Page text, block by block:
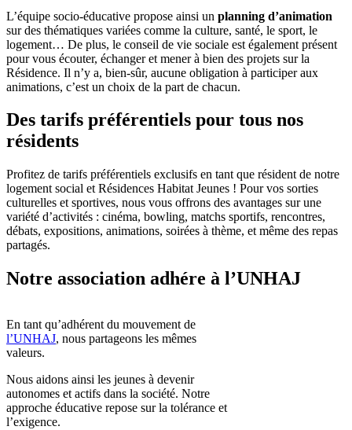
L’équipe socio-éducative propose ainsi un planning d’animation
sur des thématiques variées comme la culture, santé, le sport, le
logement… De plus, le conseil de vie sociale est également présent
pour vous écouter, échanger et mener à bien des projets sur la
Résidence. Il n’y a, bien-sûr, aucune obligation à participer aux
animations, c’est un choix de la part de chacun.
Des tarifs préférentiels pour tous nos
résidents
Profitez de tarifs préférentiels exclusifs en tant que résident de notre
logement social et Résidences Habitat Jeunes ! Pour vos sorties
culturelles et sportives, nous vous offrons des avantages sur une
variété d’activités : cinéma, bowling, matchs sportifs, rencontres,
débats, expositions, animations, soirées à thème, et même des repas
partagés.
Notre association adhére à l’UNHAJ
En tant qu’adhérent du mouvement de
l’UNHAJ, nous partageons les mêmes
valeurs.
Nous aidons ainsi les jeunes à devenir
autonomes et actifs dans la société. Notre
approche éducative repose sur la tolérance et
l’exigence.